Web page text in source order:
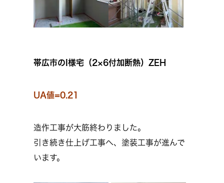
帯広市のI様宅（2×6付加断熱）ZEH
UA値=0.21
造作工事が大筋終わりました。
引き続き仕上げ工事へ、塗装工事が進んで
います。